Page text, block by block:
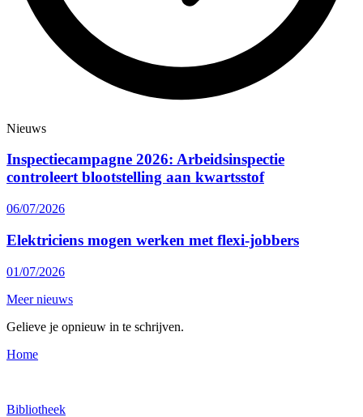
Nieuws
Inspectiecampagne 2026: Arbeidsinspectie
controleert blootstelling aan kwartsstof
06/07/2026
Elektriciens mogen werken met flexi-jobbers
01/07/2026
Meer nieuws
Gelieve je opnieuw in te schrijven.
Home
Bibliotheek